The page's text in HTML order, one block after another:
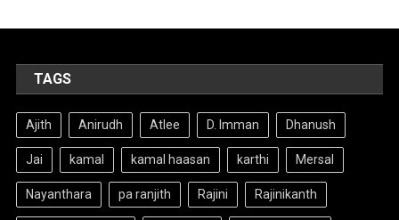
TAGS
Ajith Anirudh Atlee D. Imman Dhanush
Jai kamal kamal haasan karthi Mersal
Nayanthara pa ranjith Rajini Rajinikanth